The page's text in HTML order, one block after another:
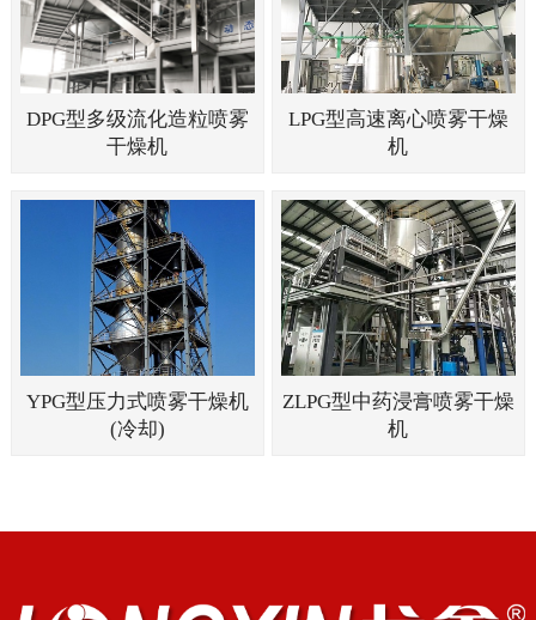
DPG型多级流化造粒喷雾
干燥机
LPG型高速离心喷雾干燥
机
YPG型压力式喷雾干燥机
(冷却)
ZLPG型中药浸膏喷雾干燥
机